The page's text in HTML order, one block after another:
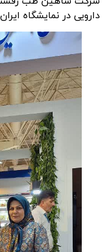
دارویی در نمایشگاه ایران اکسپو 2024